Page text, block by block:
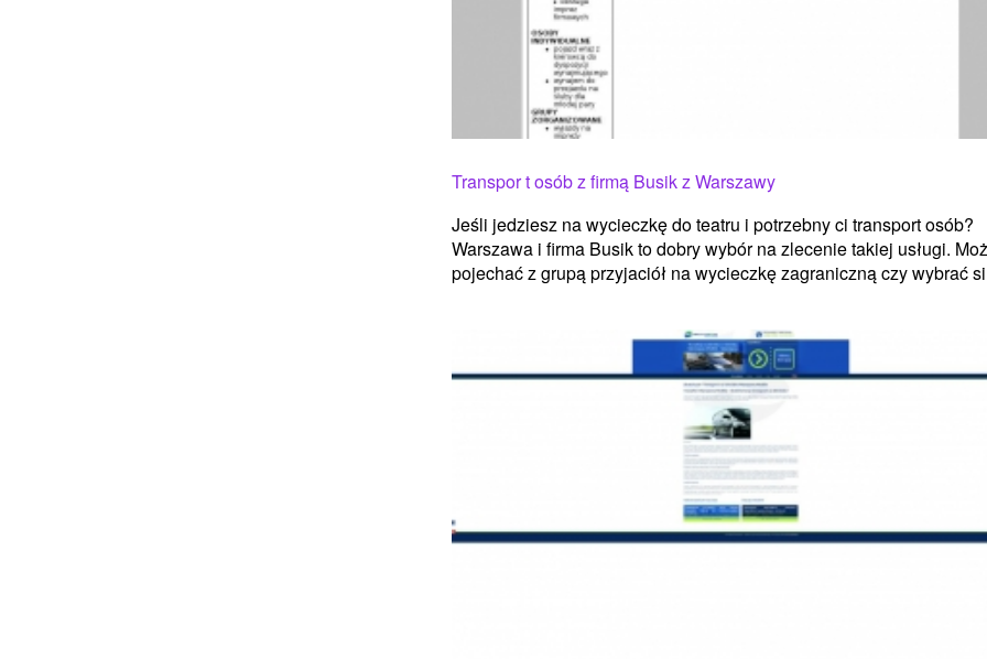
Transpor t osób z firmą Busik z Warszawy
Jeśli jedziesz na wycieczkę do teatru i potrzebny ci transport osób?
Warszawa i firma Busik to dobry wybór na zlecenie takiej usługi.
pojechać z grupą przyjaciół na wycieczkę zagraniczną czy wybrać